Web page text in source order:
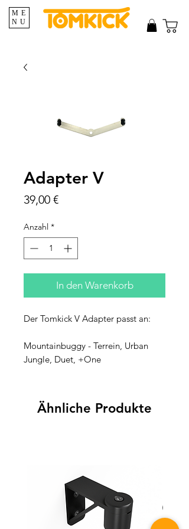
ME
NU
Adapter V
39,00 €Preis
Anzahl *
In den Warenkorb
Der Tomkick V Adapter passt an:
Mountainbuggy - Terrein, Urban
Jungle, Duet, +One
Ähnliche Produkte